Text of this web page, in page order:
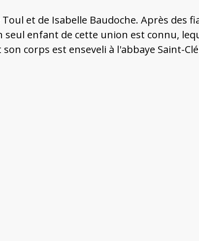
et de Isabelle Baudoche. Après des
seul enfant de cette union est connu,
corps est enseveli à l'abbaye Saint-